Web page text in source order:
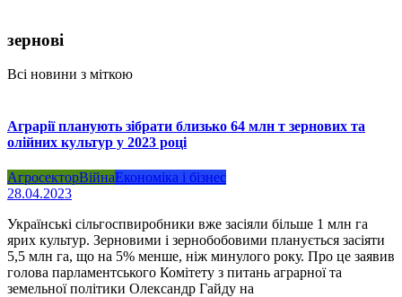
зернові
Всі новини з міткою
Аграрії планують зібрати близько 64 млн т зернових та
олійних культур у 2023 році
АгросекторВійнаЕкономіка і бізнес
28.04.2023
Українські сільгоспвиробники вже засіяли більше 1 млн га
ярих культур. Зерновими і зернобобовими планується засіяти
5,5 млн га, що на 5% менше, ніж минулого року. Про це заявив
голова парламентського Комітету з питань аграрної та
земельної політики Олександр Гайду на